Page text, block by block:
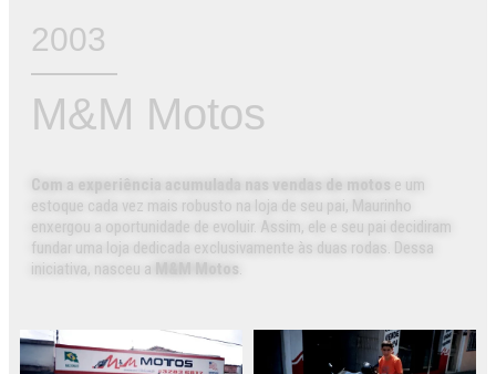
2003
M&M Motos
Com a experiência acumulada nas vendas de motos e um
estoque cada vez mais robusto na loja de seu pai, Maurinho
enxergou a oportunidade de evoluir. Assim, ele e seu pai decidiram
fundar uma loja dedicada exclusivamente às duas rodas. Dessa
iniciativa, nasceu a M&M Motos.